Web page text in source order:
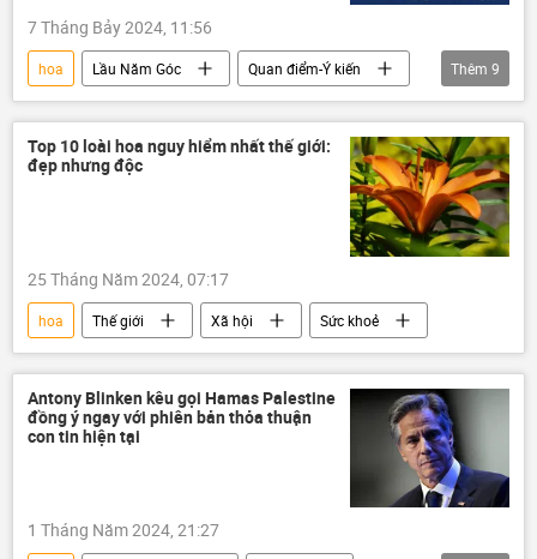
7 Tháng Bảy 2024, 11:56
hoa Lầu Năm Góc
Quan điểm-Ý kiến
Thế giới
Trung Quốc
Quân sự
sản xuất
công nghệ
máy bay
chuyên gia
Thêm 9
Top 10 loài hoa nguy hiểm nhất thế giới:
đẹp nhưng độc
25 Tháng Năm 2024, 07:17
hoa Thế giới Xã hội Sức khoẻ
Antony Blinken kêu gọi Hamas Palestine
đồng ý ngay với phiên bản thỏa thuận
con tin hiện tại
1 Tháng Năm 2024, 21:27